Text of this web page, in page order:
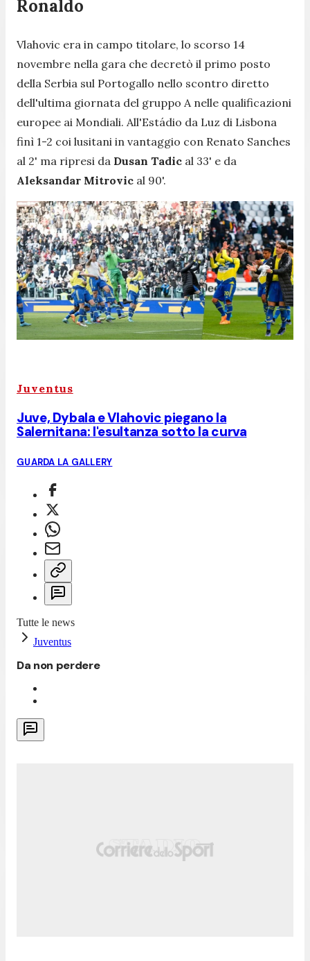
Ronaldo
Vlahovic era in campo titolare, lo scorso 14
novembre nella gara che decretò il primo posto
della Serbia sul Portogallo nello scontro diretto
dell'ultima giornata del gruppo A nelle qualificazioni
europee ai Mondiali. All'Estádio da Luz di Lisbona
finì 1-2 coi lusitani in vantaggio con Renato Sanches
al 2' ma ripresi da Dusan Tadic al 33' e da
Aleksandar Mitrovic al 90'.
Juventus
Juve, Dybala e Vlahovic piegano la
Salernitana: l'esultanza sotto la curva
GUARDA LA GALLERY
Tutte le news
Juventus
Da non perdere